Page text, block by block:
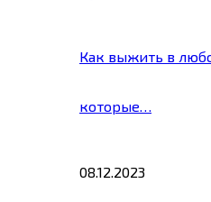
Как выжить в
которые…
08.12.2023